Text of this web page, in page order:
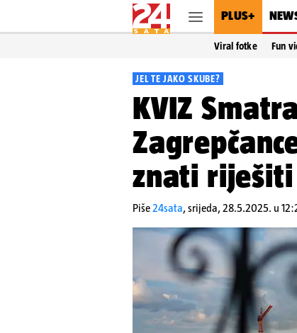
PLUS+
Viral fotke Fun
JEL TE JAKO SKUBE?
KVIZ
znati
Piše24sata,srijeda, 28.5.2025. u